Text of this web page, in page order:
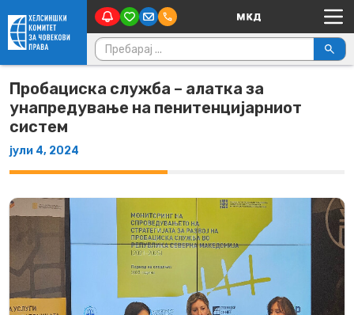
Skip to content Main Navigation
Пребарувај за:
Пробациска служба – алатка за
унапредување на пенитенцијарниот
систем
јули 4, 2024